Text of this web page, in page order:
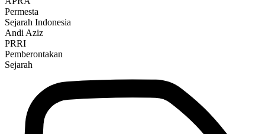
Permesta
Sejarah Indonesia
Andi Aziz
PRRI
Pemberontakan
Sejarah